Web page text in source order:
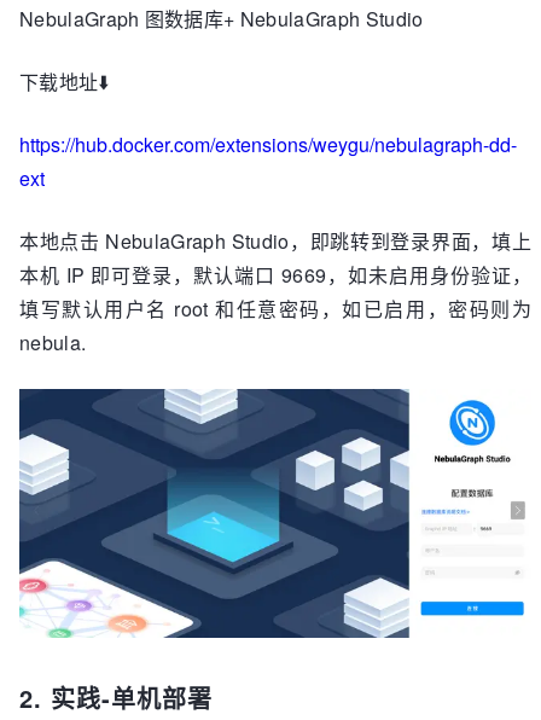
NebulaGraph 图数据库+ NebulaGraph Studio
下载地址⬇️
https://hub.docker.com/extensions/weygu/nebulagraph-dd-
ext
本地点击 NebulaGraph Studio，即跳转到登录界面，填上
本机 IP 即可登录，默认端口 9669，如未启用身份验证，
填写默认用户名 root 和任意密码，如已启用，密码则为
nebula.
2. 实践-单机部署